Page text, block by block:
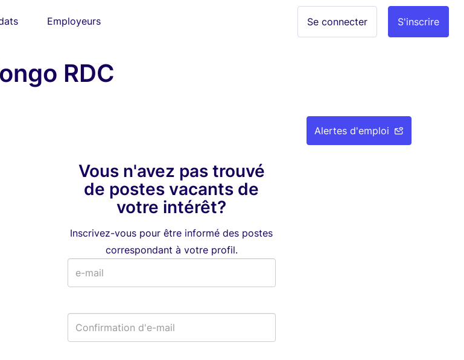
Employeurs S'inscrire
Se connecter
RDC
Alertes d'emploi
Vous n'avez pas trouvé
de postes vacants de
votre intérêt?
Inscrivez-vous pour être informé des postes
correspondant à votre profil.